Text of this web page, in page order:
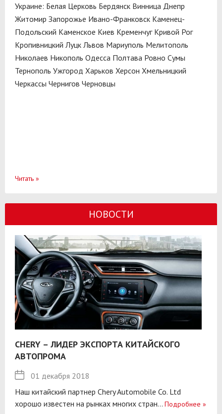
Украине: Белая Церковь Бердянск Винница Днепр
Житомир Запорожье Ивано-Франковск Каменец-
Подольский Каменское Киев Кременчуг Кривой Рог
Кропивницкий Луцк Львов Мариуполь Мелитополь
Николаев Никополь Одесса Полтава Ровно Сумы
Тернополь Ужгород Харьков Херсон Хмельницкий
Черкассы Чернигов Черновцы
Читать »
НОВОСТИ
CHERY – ЛИДЕР ЭКСПОРТА КИТАЙСКОГО
АВТОПРОМА
01 декабря 2018
Наш китайский партнер Chery Automobile Co. Ltd
хорошо известен на рынках многих стран... Подробнее »